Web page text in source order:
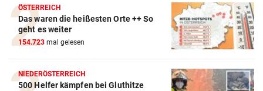
ÖSTERREICH
Das waren die heißesten Orte ++ So
geht es weiter
154.723 mal gelesen
NIEDERÖSTERREICH
500 Helfer kämpfen bei Gluthitze
Action-Cam Vergleich